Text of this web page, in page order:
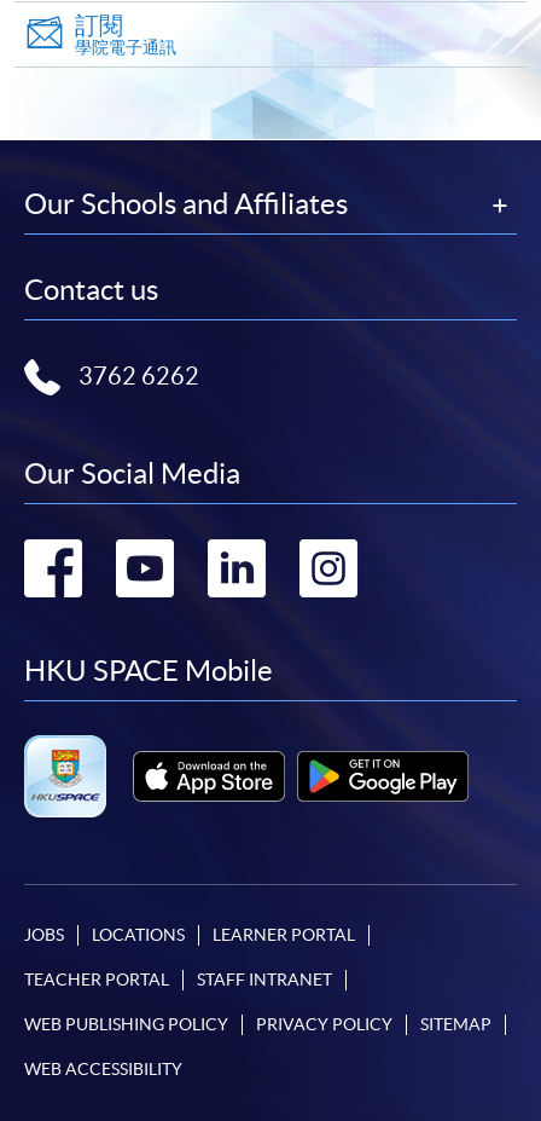
大部份公開招生的課程(以先到先得形式報名的課程)。
申請人可在網上使用「繳費靈」(PPS) (不適用於手
機)、VISA 或 Mastercard。除上述支付方式之外，如就
讀學歷頒授課程設有網上服務，在學學員亦可以「微
信支付」(Online WeChat Pay) 、「支付寶」(Online
填寫網上報名表格
某些課程須甄選入學，並要求申請人上載課程網頁
中指定所須文件(如學歷證明)。系統只支援doc,
繳交所需費用
申請人可使用以下方式繳交報名費或課程費用:
定繳費靈網上密碼。有關如何申請繳費靈戶口及密
碼，請瀏覽繳費靈網址http://www.ppshk.com
月免息分期付款優惠，必須親臨本學院設有報名服務的教
學中心作付款安排。
如欲了解如何於網上報讀新課程及繳費，請瀏覽網上
訂閱
學院電子通訊
Our Schools and Affiliates
Contact us
3762 6262
Our Social Media
Go
facebook
Go
youtube
Go
linkedin
Go
HKU SPACE Mobile
JOBS LOCATIONS LEARNER PORTAL
TEACHER PORTAL STAFF INTRANET
WEB PUBLISHING POLICY PRIVACY POLICY SITEMAP
WEB ACCESSIBILITY